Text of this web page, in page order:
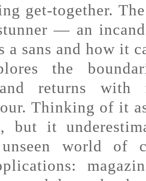
get-together.
— an
a sans and how it
the
and returns with
Thinking of it
but it
world of